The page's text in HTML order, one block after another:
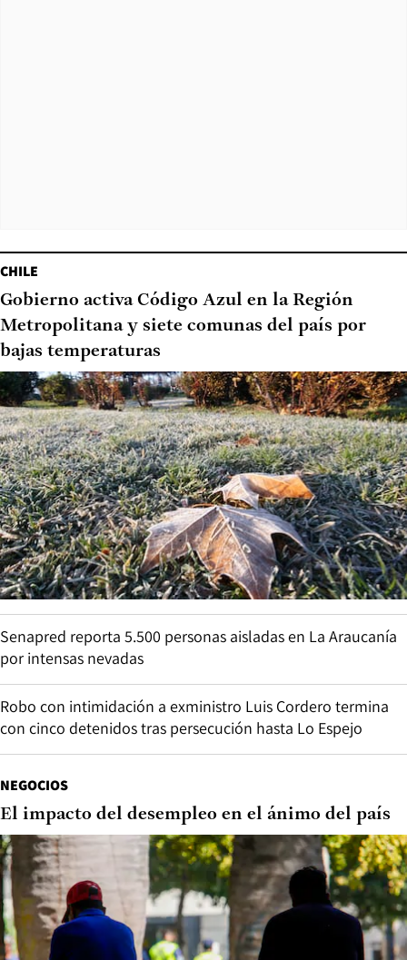
CHILE
Gobierno activa Código Azul en la Región
Metropolitana y siete comunas del país por
bajas temperaturas
Senapred reporta 5.500 personas aisladas en La Araucanía
por intensas nevadas
Robo con intimidación a exministro Luis Cordero termina
con cinco detenidos tras persecución hasta Lo Espejo
NEGOCIOS
El impacto del desempleo en el ánimo del país